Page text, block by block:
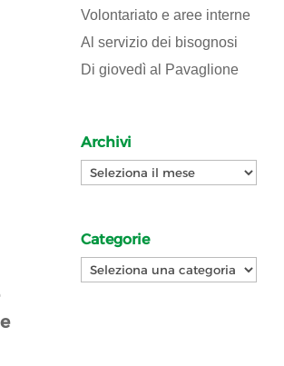
Volontariato e aree interne
Al servizio dei bisognosi
Di giovedì al Pavaglione
Archivi
Archivi
Categorie
Categorie